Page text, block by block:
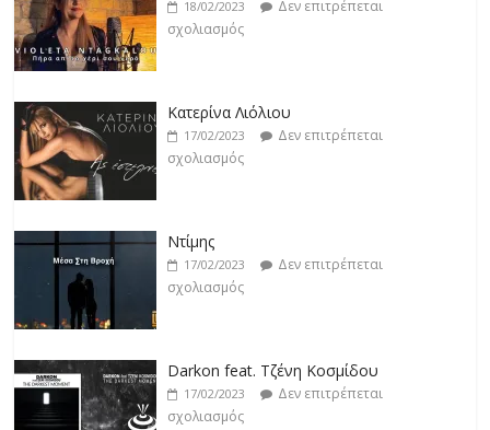
18/02/2023
Δεν επιτρέπεται
σχολιασμός
Κατερίνα Λιόλιου
17/02/2023
Δεν επιτρέπεται
σχολιασμός
Ντίμης
17/02/2023
Δεν επιτρέπεται
σχολιασμός
Darkon feat. Τζένη Κοσμίδου
17/02/2023
Δεν επιτρέπεται
σχολιασμός